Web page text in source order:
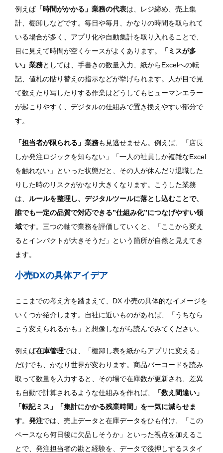
例えば「時間がかかる」業務の代表は、レジ締め、売上集
計、棚卸しなどです。毎日や毎月、かなりの時間を取られて
いる場合が多く、アプリ化や自動集計を取り入れることで、
目に見えて時間が空くケースがよくあります。
「ミスが多
い」業務としては、手書きの数量入力、紙からExcelへの転
記、値札の貼り替えの指示などが挙げられます。人が目で見
て数えたり写したりする作業はどうしてもヒューマンエラー
が起こりやすく、デジタルの仕組みで置き換えやすい部分で
す。
「担当者が限られる」業務も見逃せません。例えば、「店長
しか発注ロジックを知らない」「一人の社員しか複雑なExcel
を触れない」といった状態だと、その人が休んだり退職した
りした時のリスクがかなり大きくなります。こうした業務
は、 ルールを整理し、デジタルツールに落とし込むことで、
誰でも一定の品質で対応できる”仕組み化”につなげやすい領
域です。三つの軸で業務を評価していくと、「ここから変え
るとインパクトが大きそうだ」という箇所が自然と見えてき
ます。
小売DXの具体アイデア
ここまでの考え方を踏まえて、DX 小売の具体的なイメージを
いくつか紹介します。自社に近いものがあれば、「うちなら
こう変えられるかも」と想像しながら読んでみてください。
例えば在庫管理では、「棚卸し表を紙からアプリに変える」
だけでも、かなり世界が変わります。商品バーコードを読み
取って数量を入力すると、その場で在庫数が更新され、差異
も自動で計算されるような仕組みを作れば、
「数え間違い」
「転記ミス」「集計にかかる残業時間」を一気に減らせま
す。 発注では、売上データと在庫データをひも付け、「この
ペースなら何日後に欠品しそうか」といった視点を加えるこ
とで、発注担当者の勘と経験を、データで後押しするスタイ